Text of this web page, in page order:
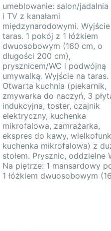
umeblowanie: salon/jadalnia
i TV z kanałami
międzynarodowymi. Wyjście
taras. 1 pokój z 1 łóżkiem
dwuosobowym (160 cm, o
długości 200 cm),
prysznicem/WC i podwójną
umywalką. Wyjście na taras.
Otwarta kuchnia (piekarnik,
zmywarka do naczyń, 3
indukcyjna, toster, czajnik
elektryczny, kuchenka
mikrofalowa, zamrażarka,
ekspres do kawy,
kuchenka mikrofalowa) z
cm, o długości 200
mansardowy pokój z 2 łóżkami
(90 cm, o długości 190
mansardowy pokój z 2 łóżkami
(90 cm, o długości 190 cm).
Łazienka/prysznic, oddzielne WC.
Ogrzewanie elektryczne. Parkiet,
podłogi z kamienia naturalnego.
Taras. Meble ogrodowe, grill
(przenośny), leżaki (8).
panoramiczny na morze. Do
dyspozycji: pralka, suszarka,
żelazko, krzesełko dla dziecka,
łóżko dla dziecka.
(bezprzewodowy LAN